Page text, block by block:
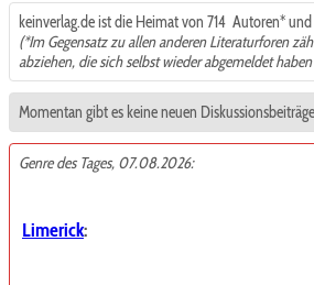
keinverlag.de ist die Heimat von 714 Autoren* und
(*Im Gegensatz zu allen anderen Literaturforen
abziehen, die sich selbst wieder abgemeldet
Momentan gibt es keine neuen
Genre des Tages, 07.08.2026:
Limerick: